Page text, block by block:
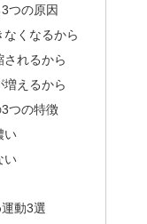
つの原因
くなるから
れるから
増えるから
つの特徴
い
い
動3選